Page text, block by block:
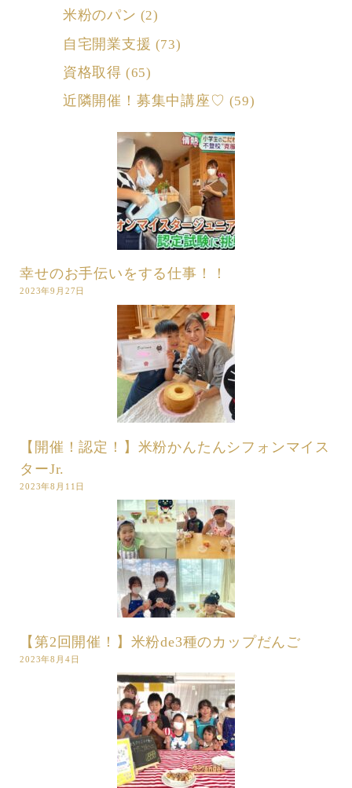
米粉のパン (2)
自宅開業支援 (73)
資格取得 (65)
近隣開催！募集中講座♡ (59)
幸せのお手伝いをする仕事！！
2023年9月27日
【開催！認定！】米粉かんたんシフォンマイス
ターJr.
2023年8月11日
【第2回開催！】米粉de3種のカップだんご
2023年8月4日